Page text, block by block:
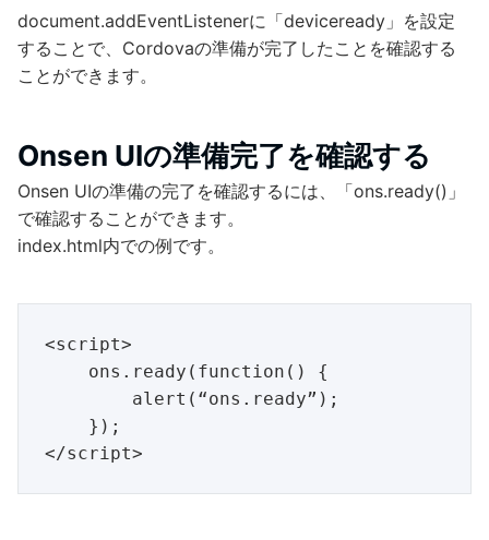
document.addEventListenerに「deviceready」を設定
することで、Cordovaの準備が完了したことを確認する
ことができます。
Onsen UIの準備完了を確認する
Onsen UIの準備の完了を確認するには、「ons.ready()」
で確認することができます。
index.html内での例です。
<script>